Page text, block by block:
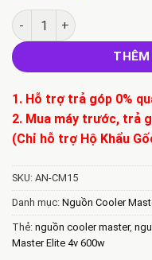
Bán Nguồn máy tính
THÊM
1. Hỗ trợ trả góp 0%
2. Mua máy trước, trả
(Chỉ hỗ trợ Hộ Khẩu
SKU: AN-CM15
Danh mục: Nguồn Cooler
Thẻ: nguồn cooler master,
Master Elite 4v 600w